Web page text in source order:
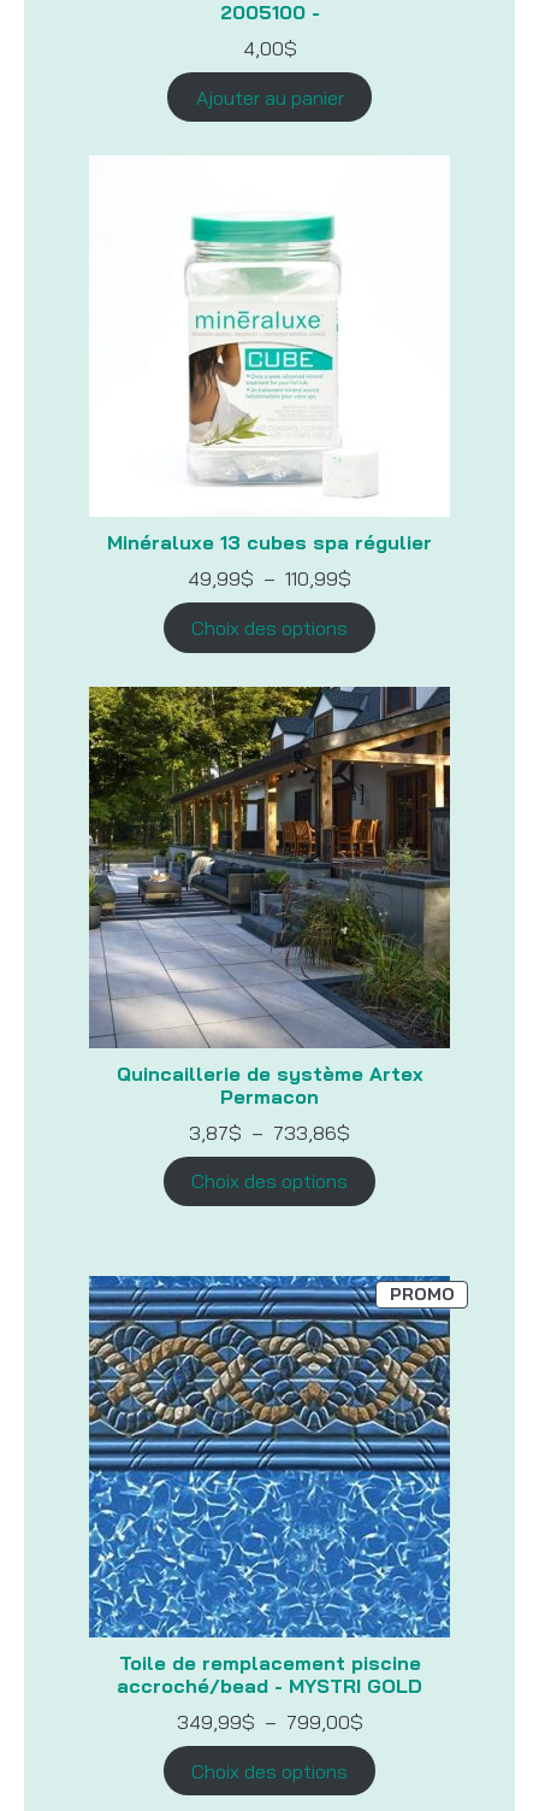
2005100 -
4,00$
Ajouter au panier
Minéraluxe 13 cubes spa régulier
49,99$ – 110,99$
de
prix :
49,99$
à
Choix des options
Quincaillerie de système Artex
Permacon
3,87$ – 733,86$
prix :
3,87$
à
Choix des options
Toile de remplacement piscine
accroché/bead - MYSTRI GOLD
PROMOPRODUIT
EN
349,99$ – 799,00$Plage
prix :
349,99$
à
Choix des options